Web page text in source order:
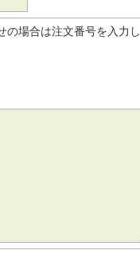
の場合は注文番号を入力し